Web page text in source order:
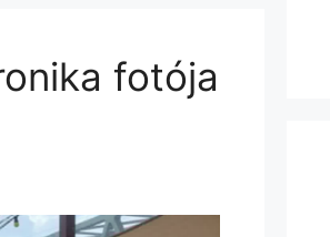
fotója